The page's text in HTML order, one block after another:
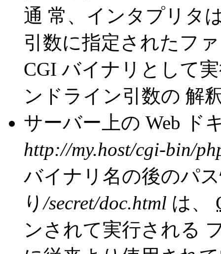
通 常、インタプリタ
引数に指定されたフ
CGI バイナリとして
ンドライン引数の 解
サーバー上の Web ド
http://my.host/cgi-bin/
バイナリ名の後のパ
り/secret/doc.html は、
ンされて実行される